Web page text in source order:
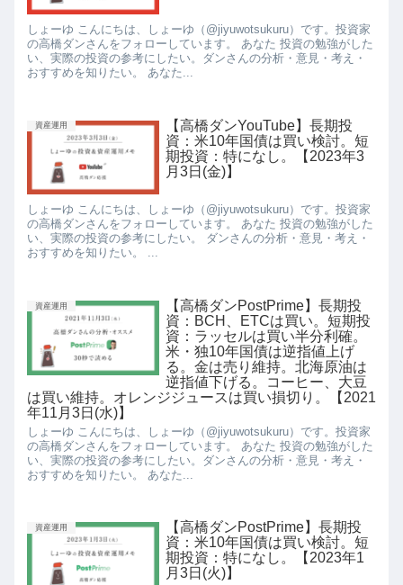
しょーゆ こんにちは、しょーゆ（@jiyuwotsukuru）です。投資家
の高橋ダンさんをフォローしています。 あなた 投資の勉強がした
い、実際の投資の参考にしたい。ダンさんの分析・意見・考え・
おすすめを知りたい。 あなた...
資産運用
【高橋ダンYouTube】長期投
資：米10年国債は買い検討。短
期投資：特になし。【2023年3
月3日(金)】
しょーゆ こんにちは、しょーゆ（@jiyuwotsukuru）です。投資家
の高橋ダンさんをフォローしています。 あなた 投資の勉強がした
い、実際の投資の参考にしたい。 ダンさんの分析・意見・考え・
おすすめを知りたい。 ...
資産運用
【高橋ダンPostPrime】長期投
資：BCH、ETCは買い。短期投
資：ラッセルは買い半分利確。
米・独10年国債は逆指値上げ
る。金は売り維持。北海原油は
逆指値下げる。コーヒー、大豆
は買い維持。オレンジジュースは買い損切り。【2021
年11月3日(水)】
しょーゆ こんにちは、しょーゆ（@jiyuwotsukuru）です。投資家
の高橋ダンさんをフォローしています。 あなた 投資の勉強がした
い、実際の投資の参考にしたい。ダンさんの分析・意見・考え・
おすすめを知りたい。 あなた...
資産運用
【高橋ダンPostPrime】長期投
資：米10年国債は買い検討。短
期投資：特になし。【2023年1
月3日(火)】